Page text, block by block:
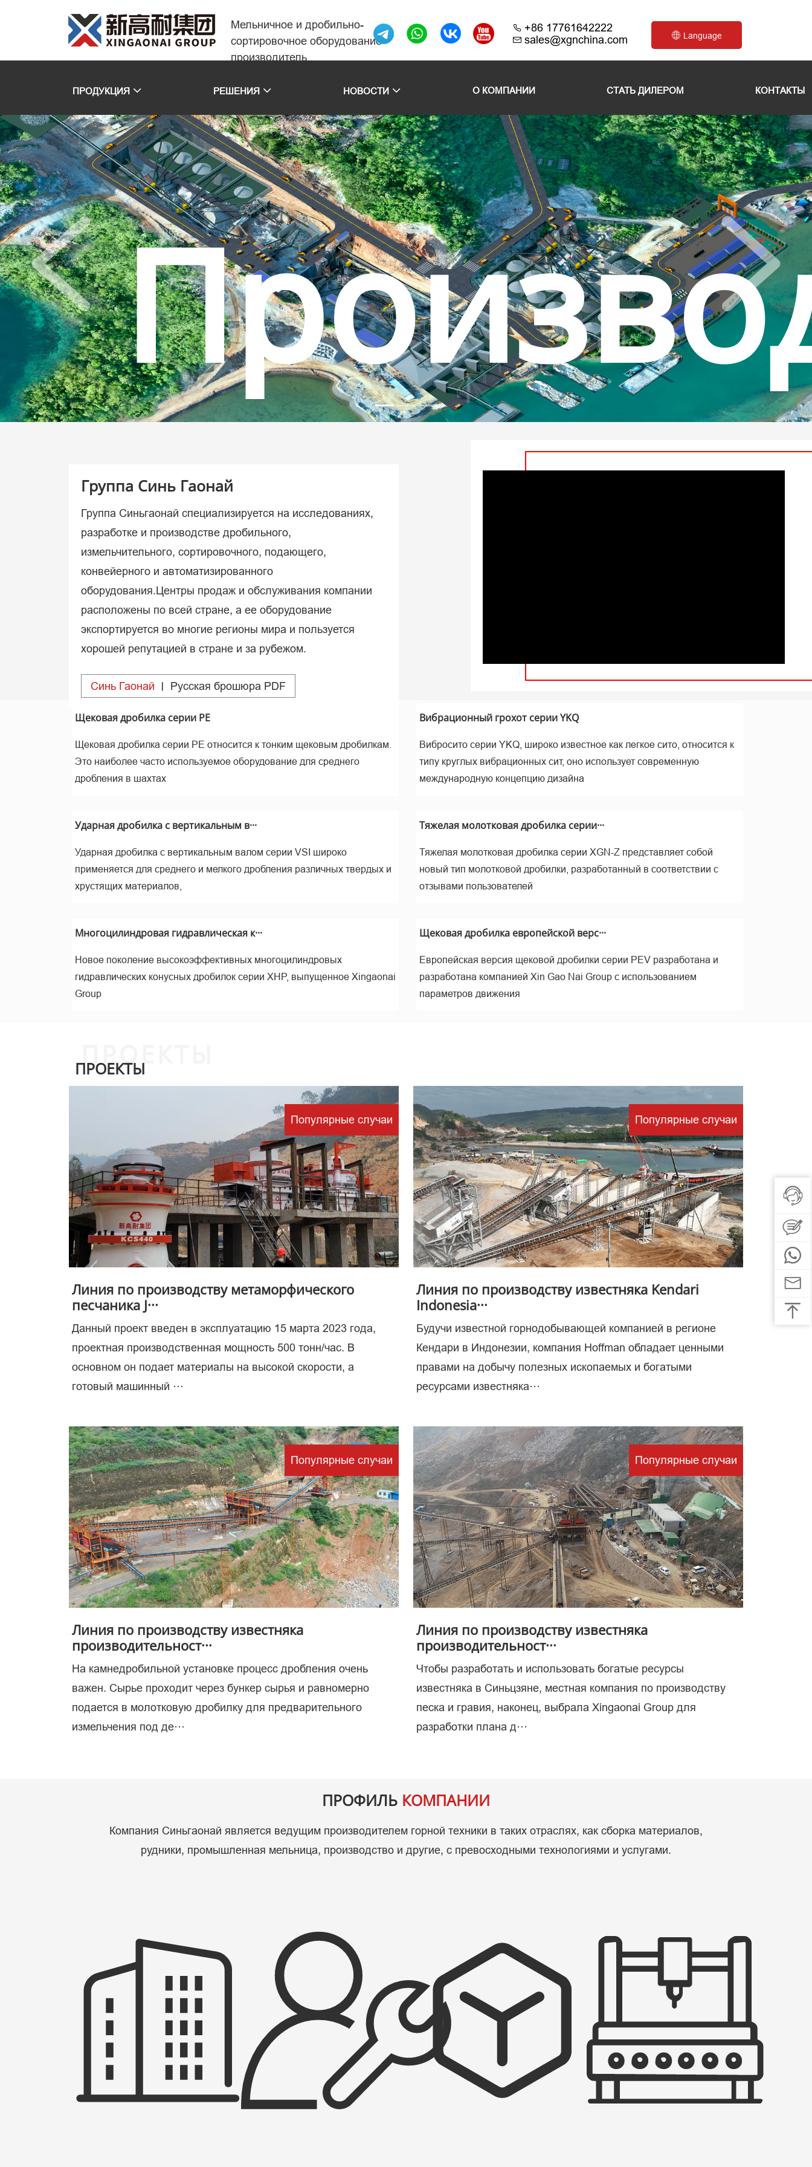
Мельничное и дробильно-
сортировочное оборудование
производитель
+86 17761642222
sales@xgnchina.com
Language
ПРОДУКЦИЯ РЕШЕНИЯ НОВОСТИ O КОМПАНИИ СТАТЬ ДИЛЕРОМ КОНТАКТЫ
мира
Измельчение –
ключевое звено
в процессе
переработки
полезных
ископаемых.
Группа Синь Гаонай
Группа Синьгаонай специализируется на исследованиях,
разработке и производстве дробильного,
измельчительного, сортировочного, подающего,
конвейерного и автоматизированного
оборудования.Центры продаж и обслуживания компании
расположены по всей стране, а ее оборудование
экспортируется во многие регионы мира и пользуется
хорошей репутацией в стране и за рубежом.
Синь Гаонай Pусская брошюра PDF
Щековая дробилка серии PE
Щековая дробилка серии PE относится к тонким щековым дробилкам.
Это наиболее часто используемое оборудование для среднего
дробления в шахтах
Вибрационный грохот серии YKQ
Вибросито серии YKQ, широко известное как легкое сито, относится к
типу круглых вибрационных сит, оно использует современную
международную концепцию дизайна
Ударная дробилка с вертикальным в···
Ударная дробилка с вертикальным валом серии VSI широко
применяется для среднего и мелкого дробления различных твердых и
хрустящих материалов,
Тяжелая молотковая дробилка серии···
Тяжелая молотковая дробилка серии XGN-Z представляет собой
новый тип молотковой дробилки, разработанный в соответствии с
отзывами пользователей
Многоцилиндровая гидравлическая к···
Новое поколение высокоэффективных многоцилиндровых
гидравлических конусных дробилок серии XHP, выпущенное Xingaonai
Group
Щековая дробилка европейской верс···
Европейская версия щековой дробилки серии PEV разработана и
разработана компанией Xin Gao Nai Group с использованием
параметров движения
ПРОЕКТЫ
ПРОЕКТЫ
Популярные случаи
Линия по производству метаморфического
песчаника J···
Данный проект введен в эксплуатацию 15 марта 2023 года,
проектная производственная мощность 500 тонн/час. В
основном он подает материалы на высокой скорости, а
готовый машинный ···
Популярные случаи
Линия по производству известняка Kendari
Indonesia···
Будучи известной горнодобывающей компанией в регионе
Кендари в Индонезии, компания Hoffman обладает ценными
правами на добычу полезных ископаемых и богатыми
ресурсами известняка···
Популярные случаи
Линия по производству известняка
производительност···
На камнедробильной установке процесс дробления очень
важен. Сырье проходит через бункер сырья и равномерно
подается в молотковую дробилку для предварительного
измельчения под де···
Популярные случаи
Линия по производству известняка
производительност···
Чтобы разработать и использовать богатые ресурсы
известняка в Синьцзяне, местная компания по производству
песка и гравия, наконец, выбрала Xingaonai Group для
разработки плана д···
ПРОФИЛЬ КОМПАНИИ
Компания Синьгаонай является ведущим производителем горной техники в таких отраслях, как сборка материалов,
рудники, промышленная мельница, производство и другие, с превосходными технологиями и услугами.